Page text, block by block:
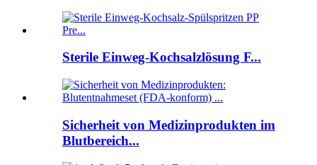
Sterile Einweg-Kochsalzlösung F...
Sicherheit von Medizinprodukten im
Blutbereich...